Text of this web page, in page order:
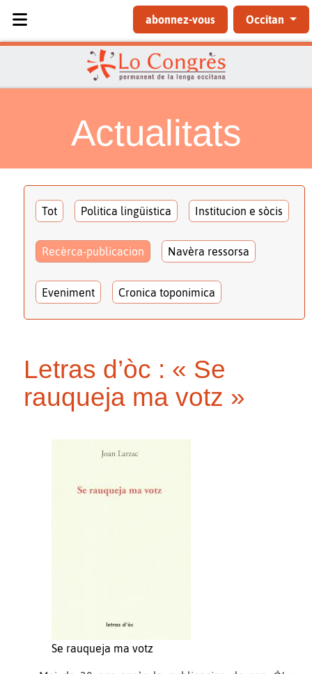
abonnez-vous Occitan
Actualitats
Tot Politica lingüistica Institucion e sòcis
Recèrca-publicacion Navèra ressorsa
Eveniment Cronica toponimica
Letras d’òc : « Se
rauqueja ma votz »
Se rauqueja ma votz